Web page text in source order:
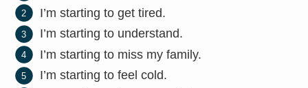
I’m starting to get tired.
I’m starting to understand.
I’m starting to miss my family.
I’m starting to feel cold.